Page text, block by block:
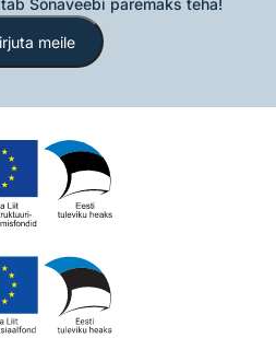
Sõnaveebi paremaks teha!
meile